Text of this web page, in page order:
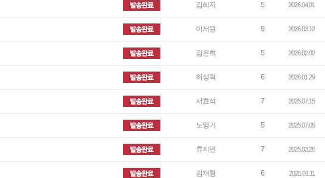
김혜지 5 2026.04.01
이서원 9 2026.03.12
김은희 5 2026.02.02
허성혁 6 2026.01.29
서효석 7 2025.07.15
노영기 5 2025.07.05
류지연 7 2025.03.26
김재형 6 2025.01.11